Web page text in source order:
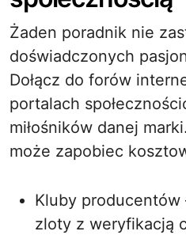
Żaden poradnik nie
doświadczonych
Dołącz do forów
portalach
miłośników danej
może zapobiec
Kluby producentów
zloty z weryfikacją